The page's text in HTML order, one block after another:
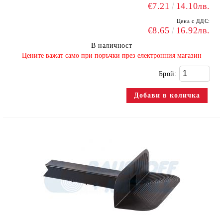
€7.21 14.10лв.
Цена с ДДС:
€8.65 16.92лв.
В наличност
​Цените важат само при поръчки през електронния магазин
Брой: